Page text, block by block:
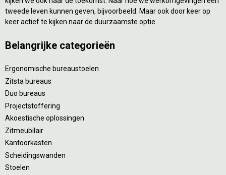
tweede leven kunnen geven, bijvoorbeeld. Maar ook door keer op
keer actief te kijken naar de duurzaamste optie.
Belangrijke categorieën
Ergonomische bureaustoelen
Zitsta bureaus
Duo bureaus
Projectstoffering
Akoestische oplossingen
Zitmeubilair
Kantoorkasten
Scheidingswanden
Stoelen